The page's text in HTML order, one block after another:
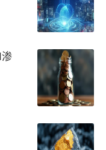
如下（共十五个章
历程、各细分市场
模与增长率分析；
外市场竞争现状、市
析；